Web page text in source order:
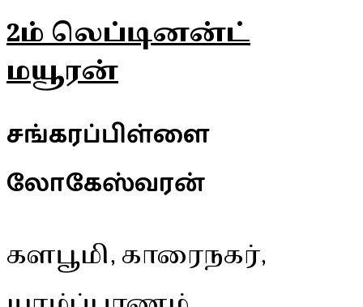
2ம் லெப்டினன்ட்
மயூரன்
சங்கரப்பிள்ளை
லோகேஸ்வரன்
களபூமி, காரைநகர்,